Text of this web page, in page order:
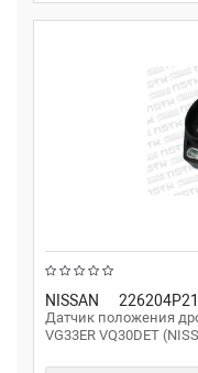
NISSAN
Датчик положения
VG33ER VQ30DET